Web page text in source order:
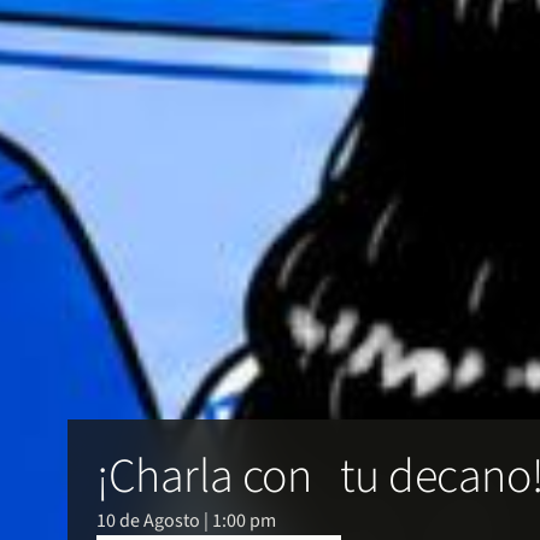
¡Charla con tu
10 de Agosto | 1:00 pm